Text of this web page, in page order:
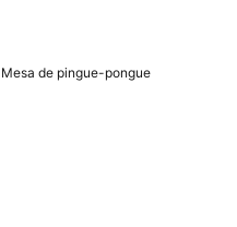
Mesa de pingue-pongue